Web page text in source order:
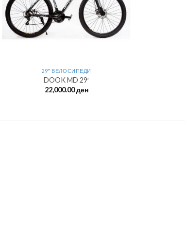
29" ВЕЛОСИПЕДИ
DOOK MD 29′
22,000.00ден